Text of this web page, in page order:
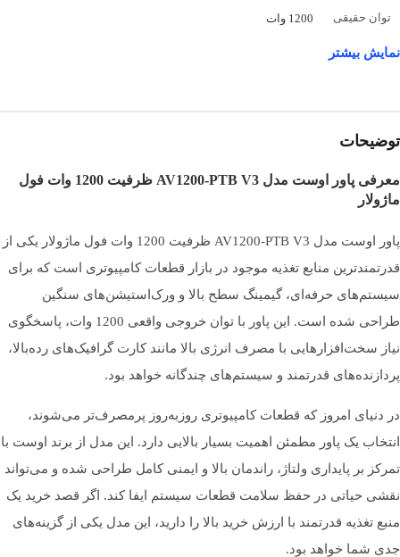
توان حقیقی 1200 وات
پروتکشن های محافظتی OCP OPP SCP
میانگین عمر مفید (MTBF) 100000 ساعت
نوع و ابعاد فن 14 سانتی متر
حداکثر جریان خروجی شاخه 12V+ 100 آمپر
حداکثر جریان شاخه 5V+ 20 آمپر
نمایش بیشتر
توضیحات
معرفی پاور اوست مدل AV1200-PTB V3 ظرفیت 1200 وات فول
ماژولار
پاور اوست مدل AV1200-PTB V3 ظرفیت 1200 وات فول ماژولار یکی از
قدرتمندترین منابع تغذیه موجود در بازار قطعات کامپیوتری است که برای
سیستم‌های حرفه‌ای، گیمینگ سطح بالا و ورک‌استیشن‌های سنگین
طراحی شده است. این پاور با توان خروجی واقعی 1200 وات، پاسخگوی
نیاز سخت‌افزارهایی با مصرف انرژی بالا مانند کارت گرافیک‌های رده‌بالا،
پردازنده‌های قدرتمند و سیستم‌های چندگانه خواهد بود.
در دنیای امروز که قطعات کامپیوتری روزبه‌روز پرمصرف‌تر می‌شوند،
انتخاب یک پاور مطمئن اهمیت بسیار بالایی دارد. این مدل از برند اوست با
تمرکز بر پایداری ولتاژ، راندمان بالا و ایمنی کامل طراحی شده و می‌تواند
نقشی حیاتی در حفظ سلامت قطعات سیستم ایفا کند. اگر قصد خرید یک
منبع تغذیه قدرتمند با ارزش خرید بالا را دارید، این مدل یکی از گزینه‌های
جدی شما خواهد بود.